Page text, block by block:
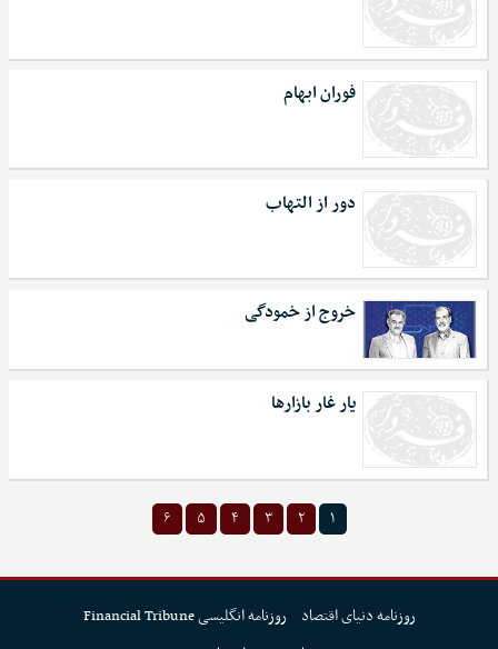
فوران ابهام
دور از التهاب
خروج از خمودگی
یار غار بازارها
۱ ۲ ۳ ۴ ۵ ۶
روزنامه دنیای اقتصاد
روزنامه انگلیسی Financial Tribune